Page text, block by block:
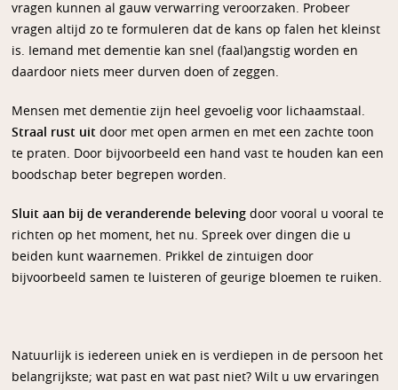
vragen kunnen al gauw verwarring veroorzaken. Probeer
vragen altijd zo te formuleren dat de kans op falen het kleinst
is. Iemand met dementie kan snel (faal)angstig worden en
daardoor niets meer durven doen of zeggen.
Mensen met dementie zijn heel gevoelig voor lichaamstaal.
Straal rust uit door met open armen en met een zachte toon
te praten. Door bijvoorbeeld een hand vast te houden kan een
boodschap beter begrepen worden.
Sluit aan bij de veranderende beleving door vooral u vooral te
richten op het moment, het nu. Spreek over dingen die u
beiden kunt waarnemen. Prikkel de zintuigen door
bijvoorbeeld samen te luisteren of geurige bloemen te ruiken.
Natuurlijk is iedereen uniek en is verdiepen in de persoon het
belangrijkste; wat past en wat past niet? Wilt u uw ervaringen